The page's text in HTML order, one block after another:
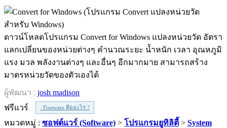
ดาวน์โหลดโปรแกรม Convert for Windows แปลงหน่วยวัด อัตรา
แลกเปลี่ยนของหน่วยต่างๆ คำนวณระยะ น้ำหนัก เวลา อุณหภูมิ
แรง มวล พลังงานต่างๆ และอื่นๆ อีกมากมาย สามารถสร้าง
มาตรหน่วยวัดของตัวเองได้
ผู้พัฒนา : josh madison
ฟรีแวร์
Freeware คืออะไร ?
หมวดหมู่ : ซอฟต์แวร์ (Software) > โปรแกรมยูทิลิตี้ > System